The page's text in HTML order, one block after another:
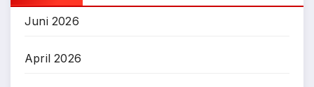
Juni 2026
April 2026